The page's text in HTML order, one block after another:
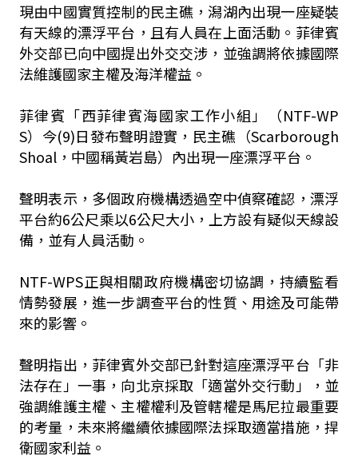
現由中國實質控制的民主礁，潟湖內出現一座疑裝
有天線的漂浮平台，且有人員在上面活動。菲律賓
外交部已向中國提出外交交涉，並強調將依據國際
法維護國家主權及海洋權益。
菲律賓「西菲律賓海國家工作小組」（NTF-WP
S）今(9)日發布聲明證實，民主礁（Scarborough
Shoal，中國稱黃岩島）內出現一座漂浮平台。
聲明表示，多個政府機構透過空中偵察確認，漂浮
平台約6公尺乘以6公尺大小，上方設有疑似天線設
備，並有人員活動。
NTF-WPS正與相關政府機構密切協調，持續監看
情勢發展，進一步調查平台的性質、用途及可能帶
來的影響。
聲明指出，菲律賓外交部已針對這座漂浮平台「非
法存在」一事，向北京採取「適當外交行動」，並
強調維護主權、主權權利及管轄權是馬尼拉最重要
的考量，未來將繼續依據國際法採取適當措施，捍
衛國家利益。